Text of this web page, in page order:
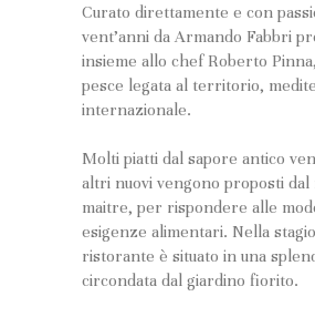
Curato direttamente e con
vent’anni da Armando Fabbri
insieme allo chef Roberto
pesce legata al territorio,
internazionale.
Molti piatti dal sapore antico
altri nuovi vengono proposti dal
maitre, per rispondere alle
esigenze alimentari. Nella
ristorante è situato in una
circondata dal giardino fiorito.